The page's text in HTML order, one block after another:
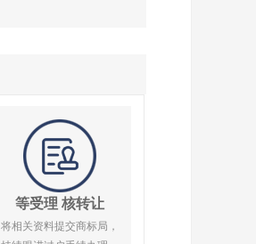
等受理 核转让
将相关资料提交商标局，